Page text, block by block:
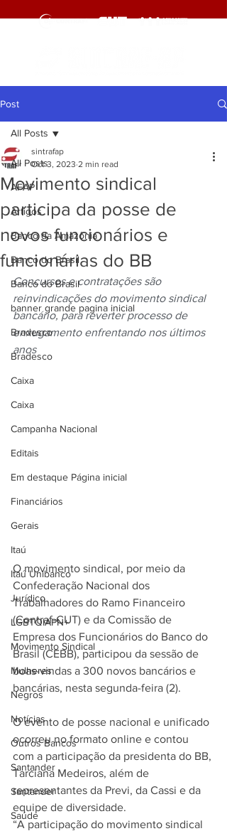
Post
All Posts
AFAP
Artigos
Banco da Amazônia
Banco do Brasil
Banco do Brasil
banner grande pagina inicial
Bradesco
Bradesco
Caixa
Caixa
Campanha Nacional
Editais
Em destaque Página inicial
Financiários
Gerais
Itaú
Itaú Unibanco
Jurídico
LGBTQIAPN+
Movimento Sindical
Mulheres
Negros
Notícias
Outros Bancos
Santander
Santander
Saúde
All Posts
Movimento sindical
participa da posse de
novos funcionários e
funcionárias do BB
sintrafap
Oct 3, 2023 2 min read
Concursos e contratações são
reinvindicações do movimento sindical
bancário, para reverter processo de
enxugamento enfrentando nos últimos
anos
O movimento sindical, por meio da
Confederação Nacional dos
Trabalhadores do Ramo Financeiro
(Contraf-CUT) e da Comissão de
Empresa dos Funcionários do Banco do
Brasil (CEBB), participou da sessão de
boas-vindas a 300 novos bancários e
bancárias, nesta segunda-feira (2).
O evento de posse nacional e unificado
ocorreu no formato online e contou
com a participação da presidenta do BB,
Tarciana Medeiros, além de
representantes da Previ, da Cassi e da
equipe de diversidade.
“A participação do movimento sindical